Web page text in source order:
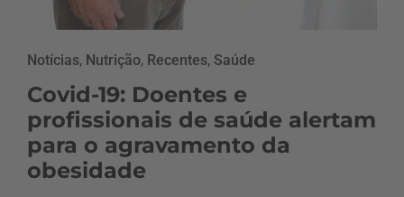
Notícias, Nutrição, Recentes, Saúde
Covid-19: Doentes e
profissionais de saúde alertam
para o agravamento da
obesidade